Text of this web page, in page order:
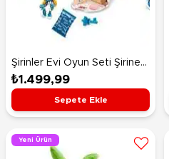
Şirinler Evi Oyun Seti Şirine
ve Evi
₺1.499,99
Sepete Ekle
Yeni Ürün